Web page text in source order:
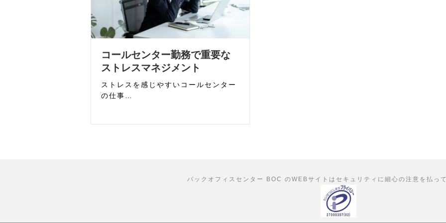
コールセンター勤務で重要な
ストレスマネジメント
ストレスを感じやすいコールセンター
の仕事…
バックオフィスセンター BOC のWEBサイトはセキュリティに細心の注意を払って